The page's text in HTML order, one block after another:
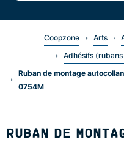
Coopzone Arts
Adhésifs
Ruban de montage
0754M
RUBAN DE